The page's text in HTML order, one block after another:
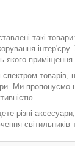
такі
якого
Ми пропонуємо
різні
світильників